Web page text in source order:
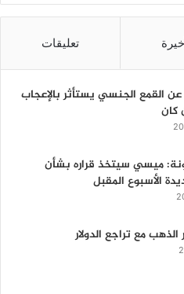
تعليقات
القمع الجنسي يستأثر بالإعجاب
كان
ميسي سيتخذ قراره بشأن
الأسبوع المقبل
الذهب مع تراجع الدولار